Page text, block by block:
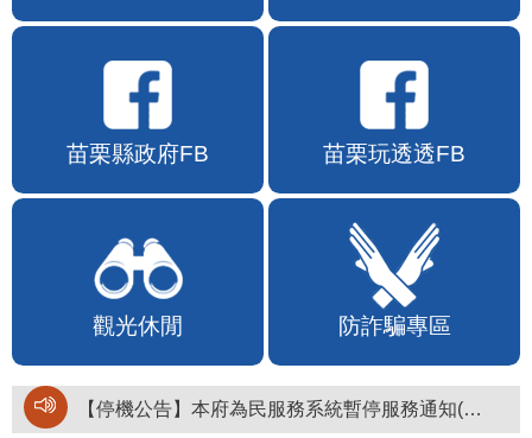
苗栗縣政府FB 苗栗玩透透FB
觀光休閒 防詐騙專區
【停機公告】本府為民服務系統暫停服務通知(停止服務時間：115年8月6日17時至19時)